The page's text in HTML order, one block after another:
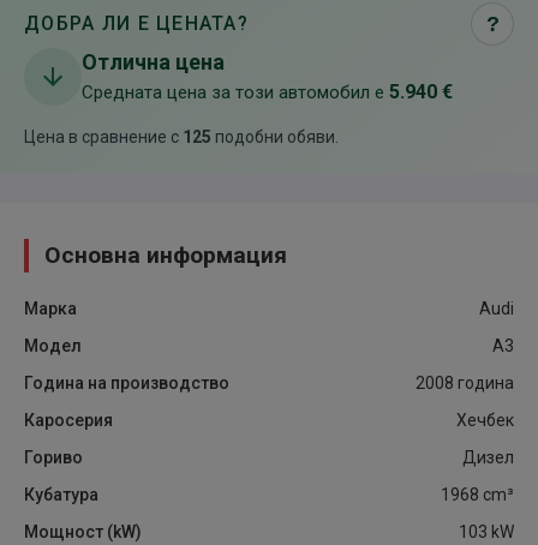
ДОБРА ЛИ Е ЦЕНАТА? ?
Отлична цена
Средната цена за този автомобил е 5.940 €
Цена в сравнение с 125 подобни обяви
Основна информация
Марка
Audi
Модел
A3
Година на производство
2008 година
Каросерия
Хечбек
Гориво
Дизел
Кубатура
1968 cm³
Мощност (kW)
103 kW